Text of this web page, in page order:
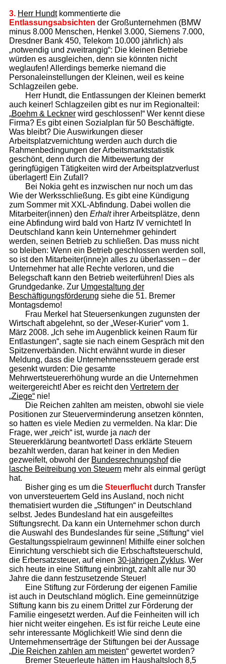
3. Herr Hundtkommentierte die
Entlassungsabsichten der Großunternehmen (BMW
minus 8.000 Menschen, Henkel 3.000, Siemens 7.000,
Dresdner Bank 450, Telekom 10.000 jährlich) als
„notwendig und zweitrangig“: Die kleinen Betriebe
würden es ausgleichen, denn sie könnten nicht
weglaufen! Allerdings bemerke niemand die
Personaleinstellungen der Kleinen, weil es keine
Schlagzeilen gebe.
Herr Hundt, die Entlassungen der Kleinen bemerkt
auch keiner! Schlagzeilen gibt es nur im Regionalteil:
„Boehm & Lecknerwird geschlossen!“ Wer kennt diese
Firma? Es gibt einen Sozialplan für 50 Beschäftigte.
Was bleibt? Die Auswirkungen dieser
Arbeitsplatzvernichtung werden auch durch die
Rahmenbedingungen der Arbeitsmarktstatistik
geschönt, denn durch die Mitbewertung der
geringfügigen Tätigkeiten wird der Arbeitsplatzverlust
überlagert! Ein Zufall?
Bei Nokia geht es inzwischen nur noch um das
Wie der Werksschließung. Es gibt eine Kündigung
zum Sommer mit XXL-Abfindung. Dabei wollen die
Mitarbeiter(innen) den Erhaltihrer Arbeitsplätze, denn
eine Abfindung wird bald von Hartz IV vernichtet! In
Deutschland kann kein Unternehmer gehindert
werden, seinen Betrieb zu schließen. Das muss nicht
so bleiben: Wenn ein Betrieb geschlossen werden soll,
so ist den Mitarbeiter(inne)n alles zu überlassen – der
Unternehmer hat alle Rechte verloren, und die
Belegschaft kann den Betrieb weiterführen! Dies als
Grundgedanke. Zur Umgestaltung der
Beschäftigungsförderung siehe die 51. Bremer
Montagsdemo!
Frau Merkel hat Steuersenkungen zugunsten der
Wirtschaft abgelehnt, so der „Weser-Kurier“ vom 1.
März 2008. „Ich sehe im Augenblick keinen Raum für
Entlastungen“, sagte sie nach einem Gespräch mit den
Spitzenverbänden. Nicht erwähnt wurde in dieser
Meldung, dass die Unternehmenssteuern gerade erst
gesenkt wurden: Die gesamte
Mehrwertsteuererhöhung wurde an die Unternehmen
weitergereicht! Aber es reicht den Vertretern der
„Ziege“nie!
Die Reichen zahlten am meisten, obwohl sie viele
Positionen zur Steuerverminderung ansetzen könnten,
so hatten es viele Medien zu vermelden. Na klar: Die
Frage, wer „reich“ ist, wurde ja nachder
Steuererklärung beantwortet! Dass erklärte Steuern
bezahlt werden, daran hat keiner in den Medien
gezweifelt, obwohl der Bundesrechnungshofdie
lasche Beitreibung von Steuern mehr als einmal gerügt
hat.
Bisher ging es um die Steuerfluchtdurch Transfer
von unversteuertem Geld ins Ausland, noch nicht
thematisiert wurden die „Stiftungen“ in Deutschland
selbst. Jedes Bundesland hat ein ausgefeiltes
Stiftungsrecht. Da kann ein Unternehmer schon durch
die Auswahl des Bundeslandes für seine „Stiftung“ viel
Gestaltungsspielraum gewinnen! Mithilfe einer solchen
Einrichtung verschiebt sich die Erbschaftsteuerschuld,
die Erbersatzsteuer, auf einen 30-jährigen Zyklus. Wer
sich heute in eine Stiftung einbringt, zahlt alle nur 30
Jahre die dann festzusetzende Steuer!
Eine Stiftung zur Förderung der eigenen Familie
ist auch in Deutschland möglich. Eine gemeinnützige
Stiftung kann bis zu einem Drittel zur Förderung der
Familie eingesetzt werden. Auf die Feinheiten will ich
hier nicht weiter eingehen. Es ist für reiche Leute eine
sehr interessante Möglichkeit! Wie sind denn die
Unternehmenserträge der Stiftungen bei der Aussage
„Die Reichen zahlen am meisten“ gewertet worden?
Bremer Steuerleute hätten im Haushaltsloch 8,5